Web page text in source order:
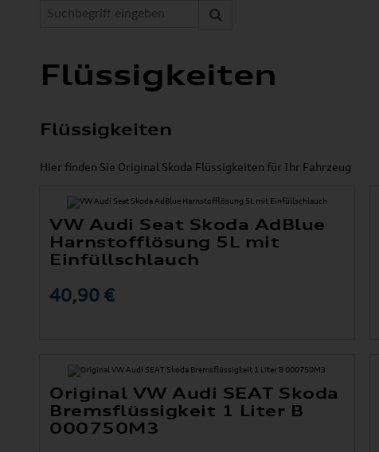
Flüssigkeiten
Flüssigkeiten
Hier finden Sie Original Skoda Flüssigkeiten für Ihr Fahrzeug
VW Audi Seat Skoda AdBlue
Harnstofflösung 5L mit
Einfüllschlauch
40,90 €
Original VW Audi SEAT Skoda
Bremsflüssigkeit 1 Liter B
000750M3